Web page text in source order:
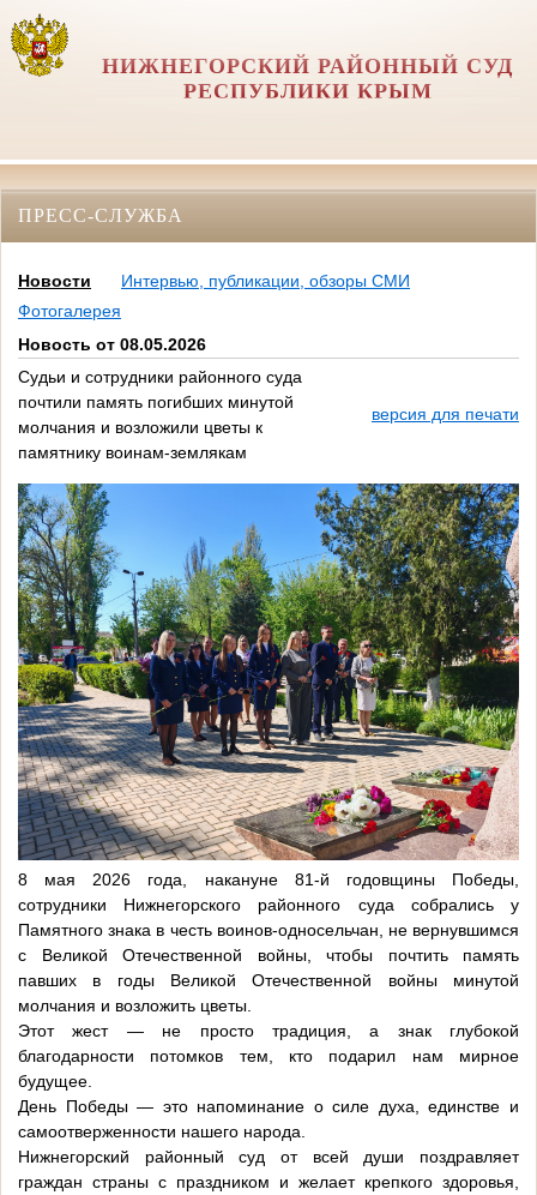
НИЖНЕГОРСКИЙ РАЙОННЫЙ СУД
РЕСПУБЛИКИ КРЫМ
ПРЕСС-СЛУЖБА
Новости
Интервью, публикации, обзоры СМИ
Фотогалерея
Новость от 08.05.2026
Судьи и сотрудники районного суда
почтили память погибших минутой
молчания и возложили цветы к
памятнику воинам-землякам
версия для печати
8 мая 2026 года, накануне 81‑й годовщины Победы,
сотрудники Нижнегорского районного суда собрались у
Памятного знака в честь воинов-односельчан, не вернувшимся
с Великой Отечественной войны, чтобы почтить память
павших в годы Великой Отечественной войны минутой
молчания и возложить цветы.
Этот жест — не просто традиция, а знак глубокой
благодарности потомков тем, кто подарил нам мирное
будущее.
День Победы — это напоминание о силе духа, единстве и
самоотверженности нашего народа.
Нижнегорский районный суд от всей души поздравляет
граждан страны с праздником и желает крепкого здоровья,